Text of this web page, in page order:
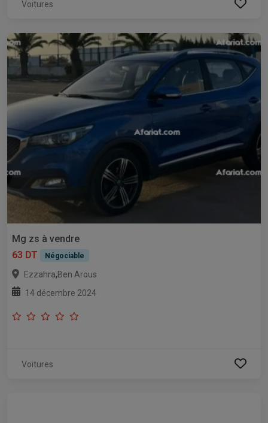
Voitures
Mg zs à vendre
63 DT
Négociable
Ezzahra,Ben Arous
14 décembre 2024
Voitures